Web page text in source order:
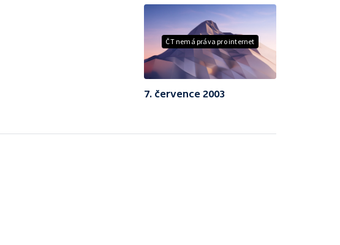
ČT nemá práva pro internet
7. července 2003